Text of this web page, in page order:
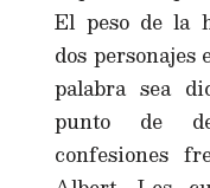
El peso de la
dos
palabra sea
punto de
confesiones